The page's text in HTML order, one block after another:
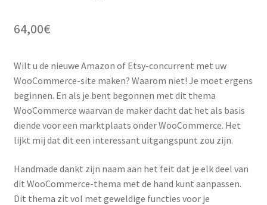
64,00€
Wilt u de nieuwe Amazon of Etsy-concurrent met uw
WooCommerce-site maken? Waarom niet! Je moet ergens
beginnen. En als je bent begonnen met dit thema
WooCommerce waarvan de maker dacht dat het als basis
diende voor een marktplaats onder WooCommerce. Het
lijkt mij dat dit een interessant uitgangspunt zou zijn.
Handmade dankt zijn naam aan het feit dat je elk deel van
dit WooCommerce-thema met de hand kunt aanpassen.
Dit thema zit vol met geweldige functies voor je